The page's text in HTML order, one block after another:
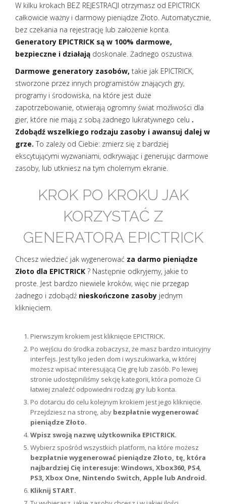
W kilku krokach BEZ REJESTRACJI otrzymasz od EPICTRICK
całkowicie ważny i darmowy pieniądze Złoto. Automatycznie,
bez czekania na rejestrację lub założenie konta.
Generatory EPICTRICK są w 100% darmowe,
bezpieczne i działają doskonale. Żadnego oszustwa.
Darmowe generatory zasobów, takie jak EPICTRICK,
stworzone przez innych programistów znających gry,
programy i środowiska, na które jest duże
zapotrzebowanie, otwierają ogromny świat możliwości dla
gier, które nie mają z sobą żadnego lukratywnego celu .
Zdobądź wszelkiego rodzaju zasoby i awansuj dalej w
grze. To zależy od Ciebie: zmierz się z bardziej
ekscytującymi wyzwaniami, odkrywając i generując darmowe
zasoby, lub utkniesz na tym cholernym ekranie.
KROK PO KROKU JAK
KORZYSTAĆ Z
GENERATORA EPICTRICK
Chcesz wiedzieć jak wygenerować za darmo pieniądze
Złoto dla EPICTRICK ? Następnie odkryjemy, jakie to
proste. Jest bardzo niewiele kroków, więc nie przegap
żadnego i zdobądź nieskończone zasoby jednym
kliknięciem.
Pierwszym krokiem jest kliknięcie EPICTRICK.
Po wejściu do środka zobaczysz, że masz bardzo intuicyjny
interfejs. Jest tylko jeden dom i wyszukiwarka, w której
możesz wpisać interesującą Cię grę lub zasób. Po lewej
stronie udostępniliśmy sekcję kategorii, która pomoże Ci
łatwiej znaleźć odpowiedni rodzaj gry lub konta.
Po dotarciu do celu kolejnym krokiem jest jego kliknięcie.
Przejdziesz na stronę, aby bezpłatnie wygenerować
pieniądze Złoto.
Wpisz swoją nazwę użytkownika EPICTRICK.
Wybierz spośród wszystkich platform, na które możesz
bezpłatnie wygenerować pieniądze Złoto, tę, która
najbardziej Cię interesuje: Windows, Xbox360, PS4,
PS3, Xbox One, Nintendo Switch, Apple lub Android.
Kliknij START.